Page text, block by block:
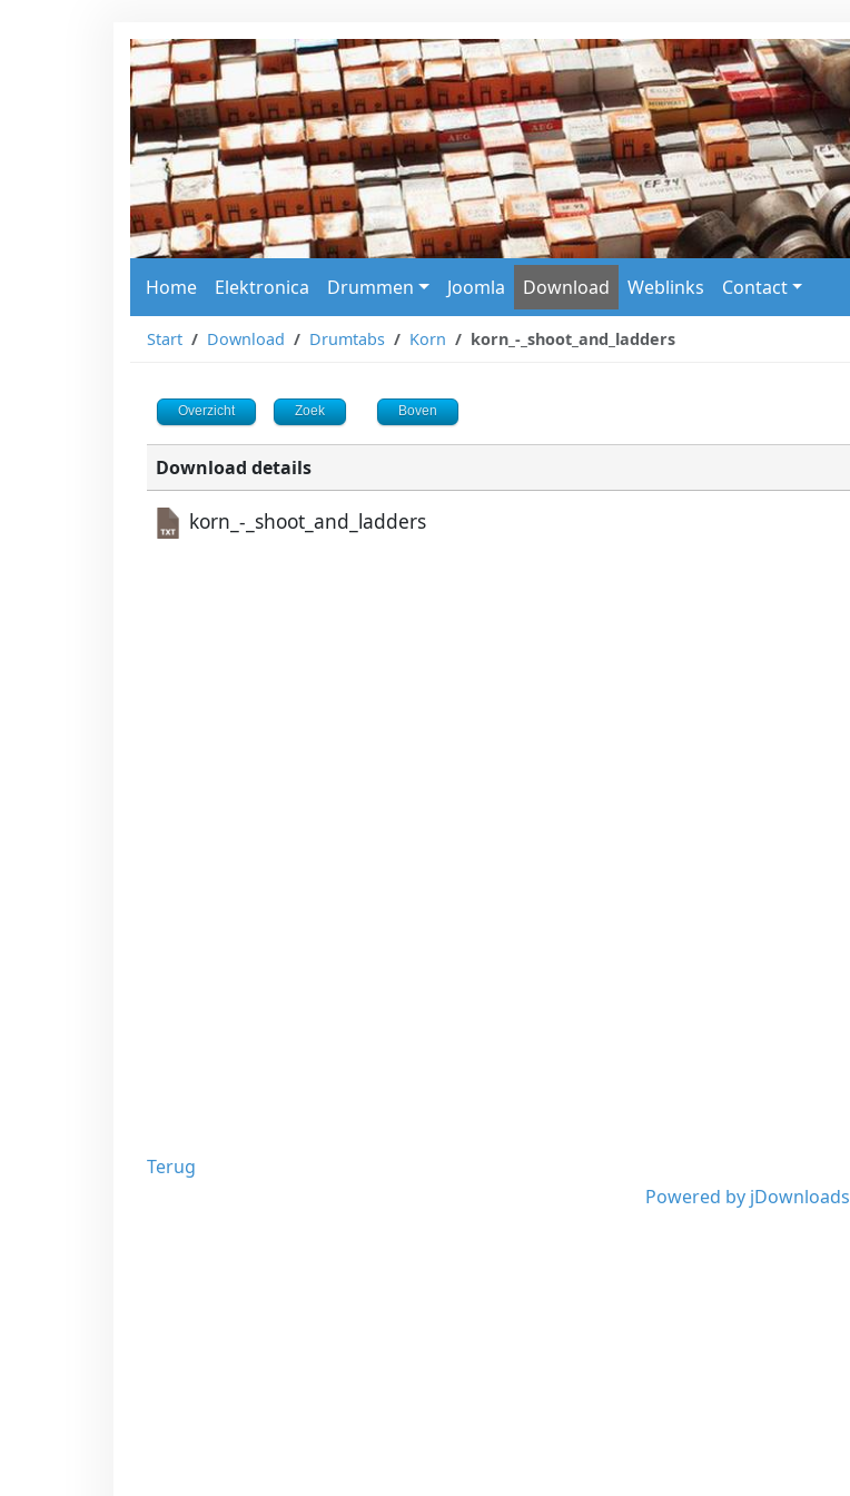
Home Elektronica Drummen Joomla Download Weblinks Contact
Start Download Drumtabs Korn korn_-_shoot_and_ladders
Overzicht Zoek Boven
Download details
korn_-_shoot_and_ladders
Terug
Powered by jDownloads